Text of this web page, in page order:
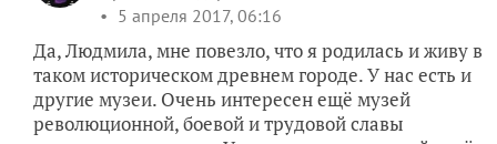
5 апреля 2017, 06:16
Да, Людмила, мне повезло, что я родилась и живу в
таком историческом древнем городе. У нас есть и
другие музеи. Очень интересен ещё музей
революционной, боевой и трудовой славы